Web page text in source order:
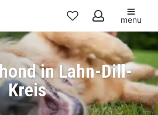
Mijn
favorieten
menu
in Lahn-Dill-
Kreis